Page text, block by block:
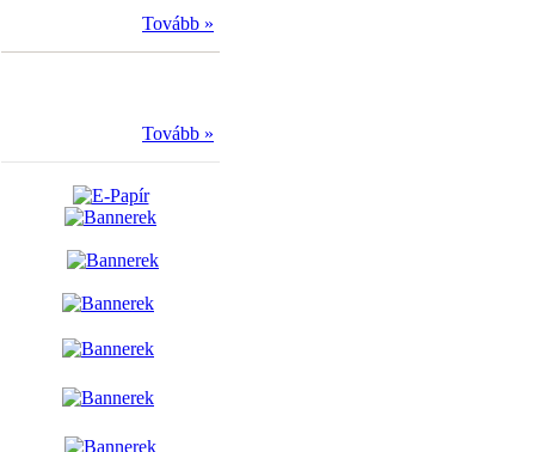
Tovább »
Tovább »